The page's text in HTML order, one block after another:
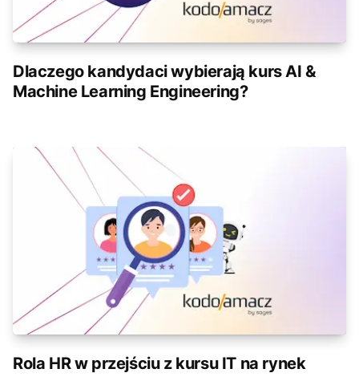
Dlaczego kandydaci wybierają kurs AI &
Machine Learning Engineering?
Rola HR w przejściu z kursu IT na rynek